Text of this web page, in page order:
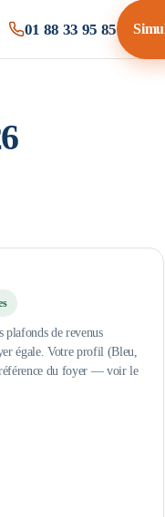
01 88 33 95 85
de revenus
égale. Votre profil (Bleu,
référence du foyer — voir le